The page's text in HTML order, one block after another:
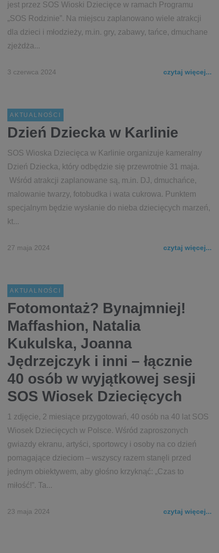
jest przez SOS Wioski Dziecięce w ramach Programu
„SOS Rodzinie”. Na miejscu zaplanowano wiele atrakcji
dla dzieci i młodzieży, m.in. gry, zabawy, tańce, dmuchane
zjeżdża...
3 czerwca 2024 czytaj więcej...
AKTUALNOŚCI
Dzień Dziecka w Karlinie
SOS Wioska Dziecięca w Karlinie organizuje kameralny
Dzień Dziecka, który odbędzie się przewrotnie 31 maja.
Wśród atrakcji zaplanowane są, m.in. DJ, dmuchańce,
malowanie twarzy, fotobudka i wata cukrowa. Punktem
specjalnym będzie wysłanie do nieba dziecięcych marzeń,
kt...
27 maja 2024 czytaj więcej...
AKTUALNOŚCI
Fotomontaż? Bynajmniej!
Maffashion, Natalia
Kukulska, Joanna
Jędrzejczyk i inni – łącznie
40 osób w wyjątkowej sesji
SOS Wiosek Dziecięcych
1 zdjęcie, 2 miesiące przygotowań, 40 osób na 40 lat SOS
Wiosek Dziecięcych w Polsce. Wśród zaproszonych
gwiazdy ekranu, artyści, sportowcy i osoby na co dzień
pomagające dzieciom – wszyscy razem stanęli przed
jednym obiektywem, aby głośno krzyknąć: „Czas to
miłość!”. Ta...
23 maja 2024 czytaj więcej...